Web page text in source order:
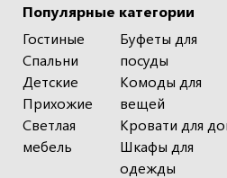
Популярные категории
Гостиные
Спальни
Детские
Прихожие
Светлая
мебель
Буфеты для
посуды
Комоды для
вещей
Кровати для
Шкафы для
одежды